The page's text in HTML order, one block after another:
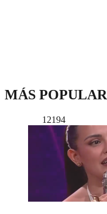
MÁS
12194